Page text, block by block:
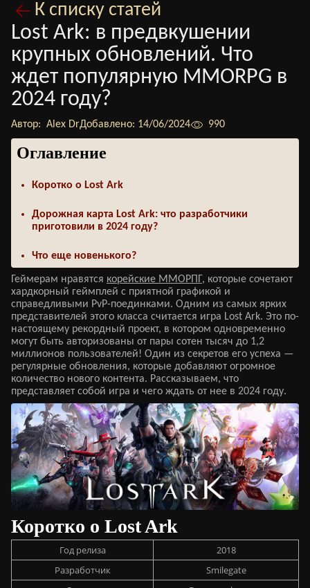
К списку статей
Lost Ark: в предвкушении
крупных обновлений. Что
ждет популярную MMORPG в
2024 году?
Автор: Alex DrДобавлено: 14/06/2024 990
Оглавление
Коротко о Lost Ark
Дорожная карта Lost Ark: что разработчики
приготовили в 2024 году?
Что еще новенького?
Геймерам нравятся корейские ММОРПГ , которые сочетают
хардкорный геймплей с приятной графикой и
справедливыми PvP-поединками. Одним из самых ярких
представителей этого класса считается игра Lost Ark. Это по-
настоящему рекордный проект, в котором одновременно
могут быть авторизованы от пары сотен тысяч до 1,2
миллионов пользователей! Один из секретов его успеха —
регулярные обновления, которые добавляют огромное
количество нового контента. Рассказываем, что
представляет собой игра и чего ждать от нее в 2024 году.
Коротко о Lost Ark
Год релиза
2018
Разработчик
Smilegate